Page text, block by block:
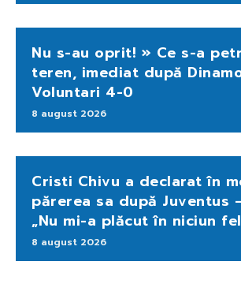
Nu s-au oprit! » Ce s-a
teren, imediat după
Voluntari 4-0
8 august 2026
Cristi Chivu a declarat în
părerea sa după Juventus
„Nu mi-a plăcut în niciun
8 august 2026